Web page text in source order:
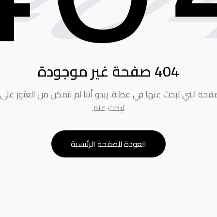
404 صفحة غير موجودة
التي تبحث عنها في عطلة. يبدو أننا لم نتمكن من العثور
تبحث عنه.
العودة للصفحة الرئيسية